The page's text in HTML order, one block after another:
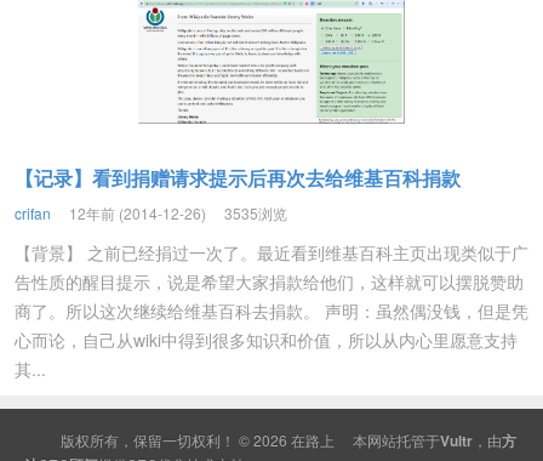
【记录】看到捐赠请求提示后再次去给维基百科捐款
crifan 12年前 (2014-12-26) 3535浏览
【背景】 之前已经捐过一次了。最近看到维基百科主页出现类似于广
告性质的醒目提示，说是希望大家捐款给他们，这样就可以摆脱赞助
商了。所以这次继续给维基百科去捐款。 声明：虽然偶没钱，但是凭
心而论，自己从wiki中得到很多知识和价值，所以从内心里愿意支持
其...
版权所有，保留一切权利！ © 2026 在路上 本网站托管于Vultr ，由方